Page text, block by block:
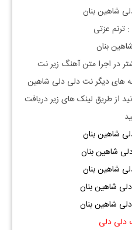
شاهین بنان
: ترنم عزتی
بنان
در اجرا متن آهنگ زیر نت
های دیگر نتدلی دلی شاهین
از طریق لینک های زیر دریافت
شاهین بنان
شاهین بنان
شاهین بنان
شاهین بنان
شاهین بنان
دلی دلی